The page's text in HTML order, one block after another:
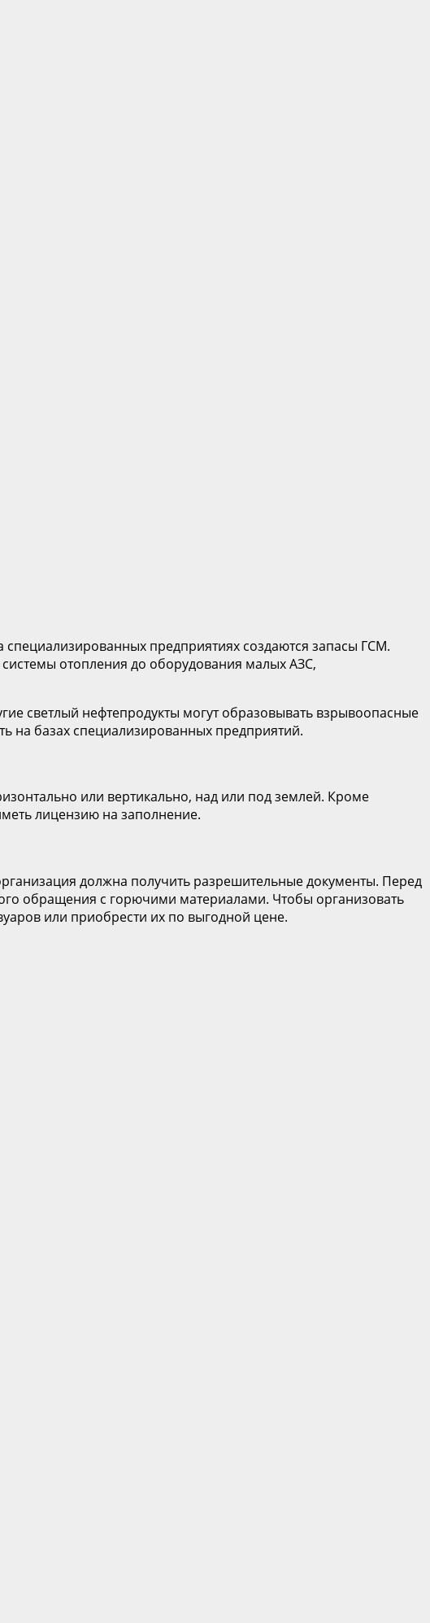
предприятиях создаются запасы ГСМ.
отопления до оборудования малых АЗС,
светлый нефтепродукты могут образовывать взрывоопасные
на базах специализированных предприятий.
или вертикально, над или под землей. Кроме
лицензию на заполнение.
должна получить разрешительные документы. Перед
обращения с горючими материалами. Чтобы организовать
или приобрести их по выгодной цене.